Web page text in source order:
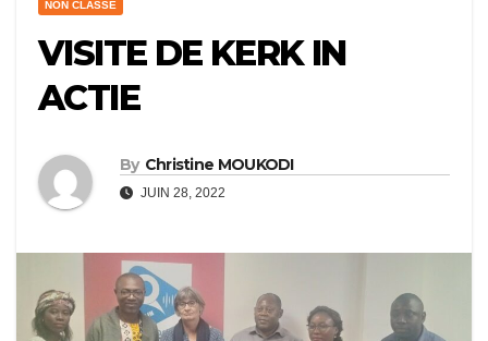
NON CLASSÉ
VISITE DE KERK IN
ACTIE
By Christine MOUKODI
JUIN 28, 2022